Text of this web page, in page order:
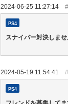
2024-06-25 11:27:14
PS4
スナイパー対決しま
2024-05-19 11:54:41
PS4